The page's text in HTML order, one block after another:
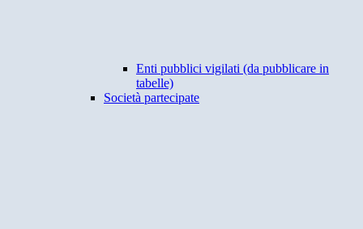
Enti pubblici vigilati (da pubblicare in
tabelle)
Società partecipate